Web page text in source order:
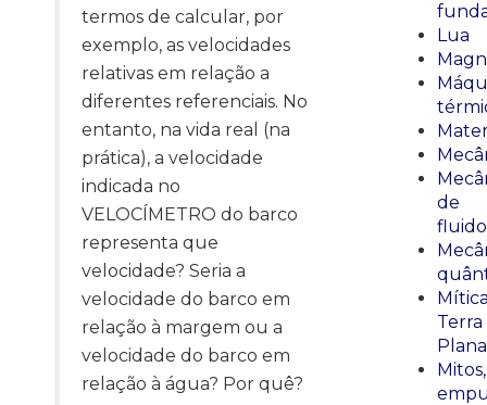
termos de calcular, por
exemplo, as velocidades
relativas em relação a
diferentes referenciais. No
entanto, na vida real (na
prática), a velocidade
indicada no
VELOCÍMETRO do barco
representa que
velocidade? Seria a
velocidade do barco em
relação à margem ou a
velocidade do barco em
relação à água? Por quê?
Lua
de
Terra
Plana
Mitos,